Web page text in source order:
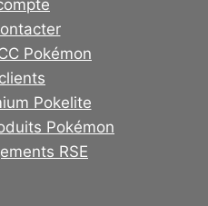
Pokémon
Pokelite
Pokémon
RSE